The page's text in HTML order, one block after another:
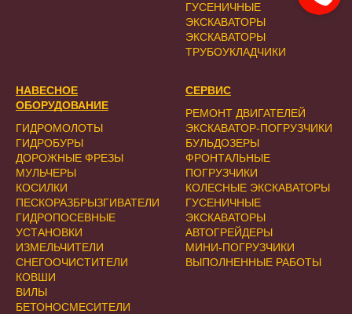
НАВЕСНОЕ
ОБОРУДОВАНИЕ
ГИДРОМОЛОТЫ
ГИДРОБУРЫ
ДОРОЖНЫЕ ФРЕЗЫ
МУЛЬЧЕРЫ
КОСИЛКИ
ПЕСКОРАЗБРЫЗГИВАТЕЛИ
ГИДРОПОСЕВНЫЕ
УСТАНОВКИ
ИЗМЕЛЬЧИТЕЛИ
СНЕГООЧИСТИТЕЛИ
КОВШИ
ВИЛЫ
БЕТОНОСМЕСИТЕЛИ
ГУСЕНИЧНЫЕ
ЭКСКАВАТОРЫ
ЭКСКАВАТОРЫ
ТРУБОУКЛАДЧИКИ
СЕРВИС
РЕМОНТ ДВИГАТЕЛЕЙ
ЭКСКАВАТОР-ПОГРУЗЧИКИ
БУЛЬДОЗЕРЫ
ФРОНТАЛЬНЫЕ
ПОГРУЗЧИКИ
КОЛЕСНЫЕ ЭКСКАВАТОРЫ
ГУСЕНИЧНЫЕ
ЭКСКАВАТОРЫ
АВТОГРЕЙДЕРЫ
МИНИ-ПОГРУЗЧИКИ
ВЫПОЛНЕННЫЕ РАБОТЫ